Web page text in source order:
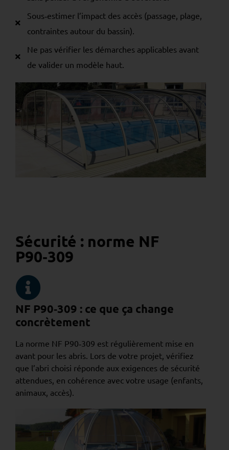
Sous‑estimer l’impact des accès (passage, plage,
contraintes autour du bassin).
Ne pas vérifier les démarches applicables avant
de valider un modèle haut.
Sécurité : norme NF
P90‑309
NF P90‑309 : ce que ça change
concrètement
La norme NF P90‑309 est régulièrement mise en
avant pour les abris. Lors de votre projet, vérifiez
que l’abri choisi réponde aux exigences de sécurité
attendues, en cohérence avec votre usage (enfants,
animaux, accès).